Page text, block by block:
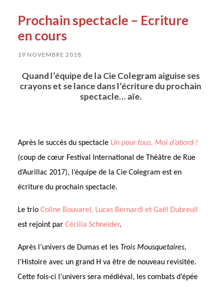
Prochain spectacle – Ecriture
en cours
19 NOVEMBRE 2018
Quand l’équipe de la Cie Colegram aiguise ses
crayons et se lance dans l’écriture du prochain
spectacle… aïe.
Après le succès du spectacle Un pour tous, Moi d’abord !
(coup de cœur Festival International de Théâtre de Rue
d’Aurillac 2017), l’équipe de la Cie Colegram est en
écriture du prochain spectacle.
Le trio Coline Bouvarel, Lucas Bernardi et Gaël Dubreuil
est rejoint par Cécilia Schneider.
Après l’univers de Dumas et les Trois Mousquetaires,
l’Histoire avec un grand H va être de nouveau revisitée.
Cette fois-ci l’univers sera médiéval, les combats d’épée